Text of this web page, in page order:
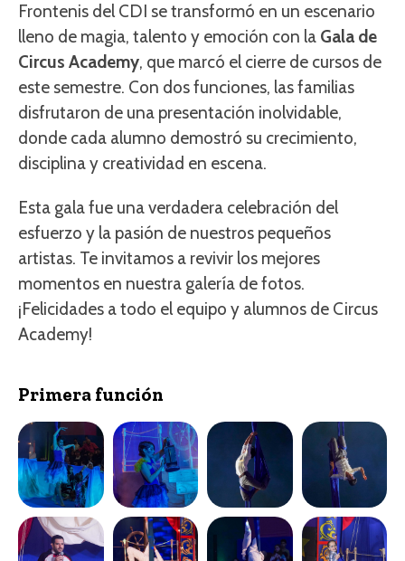
Frontenis del CDI se transformó en un escenario
lleno de magia, talento y emoción con la Gala de
Circus Academy, que marcó el cierre de cursos de
este semestre. Con dos funciones, las familias
disfrutaron de una presentación inolvidable,
donde cada alumno demostró su crecimiento,
disciplina y creatividad en escena.
Esta gala fue una verdadera celebración del
esfuerzo y la pasión de nuestros pequeños
artistas. Te invitamos a revivir los mejores
momentos en nuestra galería de fotos.
¡Felicidades a todo el equipo y alumnos de Circus
Academy!
Primera función